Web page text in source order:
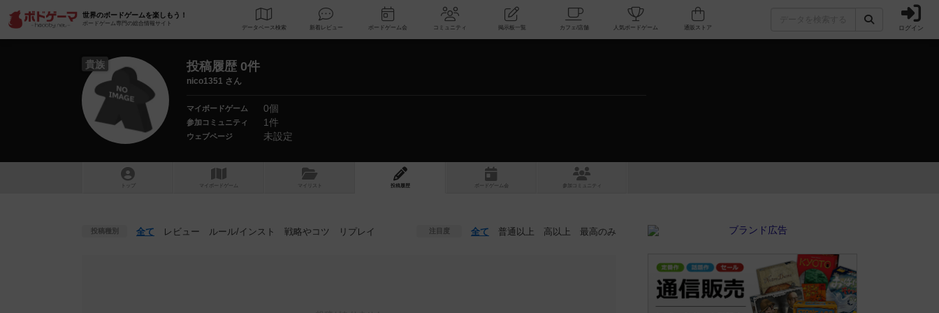
世界のボードゲームを楽しもう！
ボードゲーム専門の総合情報サイト
データベース 検索 新着レビュー ボードゲーム会 コミュニティ 掲示板一覧 カフェ/店舗 人気ボードゲーム ログイン
貴族 投稿履歴 0件
nico1351 さん
マイボードゲーム 0個
参加コミュニティ 1件
ウェブページ 未設定
トップ マイボードゲーム マイリスト 投稿履歴 ボ ドゲ ーム コミュニティ
投稿種別 全て レビュー ルール/インスト 戦略やコツ リプレイ 注目度 全て 普通以上 高以上 最高のみ